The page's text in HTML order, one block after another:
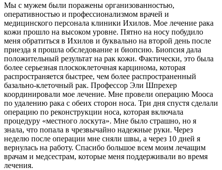
Мы с мужем были поражены организованностью,
оперативностью и профессионализмом врачей и
медицинского персонала клиники Ихилов. Мое лечение рака
кожи прошло на высоком уровне. Пятно на носу побудило
меня обратиться в Ихилов и буквально на второй день после
приезда я прошла обследование и биопсию. Биопсия дала
положительный результат на рак кожи. Фактически, это была
более серьезная плоскоклеточная карцинома, которая
распространяется быстрее, чем более распространенный
базально-клеточный рак. Профессор Эли Шпрехер
координировали мое лечение. Мне провели операцию Мооса
по удалению рака с обеих сторон носа. Три дня спустя сделали
операцию по реконструкции носа, которая включала
процедуру «местного лоскута». Мне было страшно, но я
знала, что попала в чрезвычайно надежные руки. Через
неделю после операции мне сняли швы, а через 10 дней я
вернулась на работу. Спасибо большое всем моим лечащим
врачам и медсестрам, которые меня поддерживали во время
лечения.